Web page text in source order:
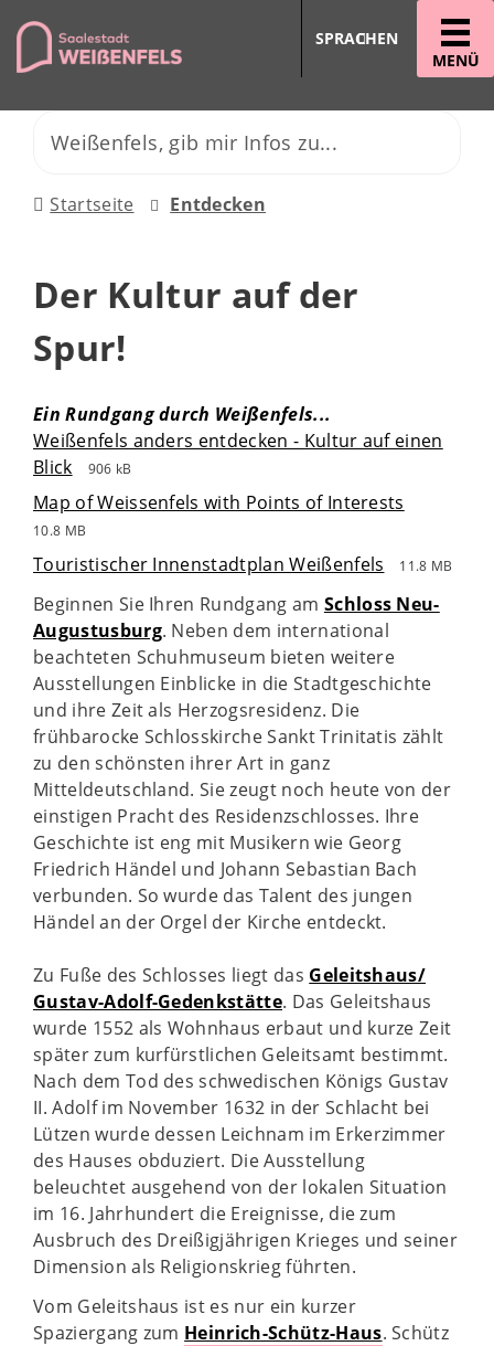
MENÜ
SPRACHEN
Startseite Entdecken
Der Kultur auf der
Spur!
Ein Rundgang durch Weißenfels...
Weißenfels anders entdecken - Kultur auf einen
Blick
906 kB
Map of Weissenfels with Points of Interests
10.8 MB
Touristischer Innenstadtplan Weißenfels 11.8 MB
Beginnen Sie Ihren Rundgang am Schloss Neu-
Augustusburg. Neben dem international
beachteten Schuhmuseum bieten weitere
Ausstellungen Einblicke in die Stadtgeschichte
und ihre Zeit als Herzogsresidenz. Die
frühbarocke Schlosskirche Sankt Trinitatis zählt
zu den schönsten ihrer Art in ganz
Mitteldeutschland. Sie zeugt noch heute von der
einstigen Pracht des Residenzschlosses. Ihre
Geschichte ist eng mit Musikern wie Georg
Friedrich Händel und Johann Sebastian Bach
verbunden. So wurde das Talent des jungen
Händel an der Orgel der Kirche entdeckt.
Zu Fuße des Schlosses liegt das Geleitshaus/
Gustav-Adolf-Gedenkstätte. Das Geleitshaus
wurde 1552 als Wohnhaus erbaut und kurze Zeit
später zum kurfürstlichen Geleitsamt bestimmt.
Nach dem Tod des schwedischen Königs Gustav
II. Adolf im November 1632 in der Schlacht bei
Lützen wurde dessen Leichnam im Erkerzimmer
des Hauses obduziert. Die Ausstellung
beleuchtet ausgehend von der lokalen Situation
im 16. Jahrhundert die Ereignisse, die zum
Ausbruch des Dreißigjährigen Krieges und seiner
Dimension als Religionskrieg führten.
Vom Geleitshaus ist es nur ein kurzer
Spaziergang zum Heinrich-Schütz-Haus. Schütz